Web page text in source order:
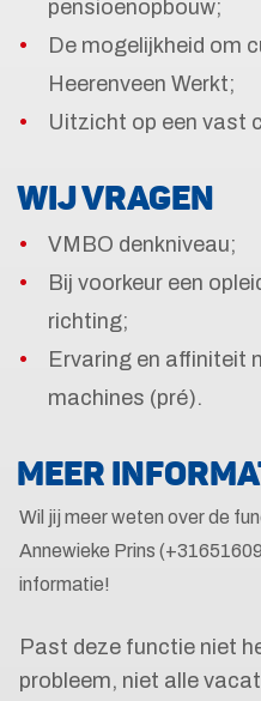
pensioenopbouw;
De mogelijkheid om
Heerenveen Werkt;
Uitzicht op een vast
WIJ VRAGEN
VMBO denkniveau;
Bij voorkeur een
richting;
Ervaring en affiniteit
machines (pré).
MEER
Wil jij meer weten over de
Annewieke Prins
informatie!
Past deze functie niet
probleem, niet alle